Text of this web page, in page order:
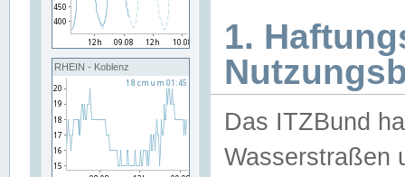
RHEIN - Koblenz
1.
Das ITZBund
Wasserstraßen